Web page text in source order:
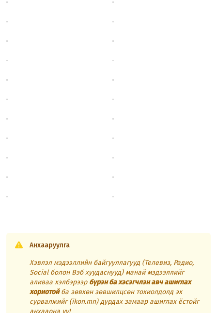
Анхааруулга
Хэвлэл мэдээллийн байгууллагууд (Телевиз, Радио,
Social болон Вэб хуудаснууд) манай мэдээллийг
аливаа хэлбэрээр бүрэн ба хэсэгчлэн авч ашиглах
хориотойба зөвхөн зөвшилцсөн тохиолдолд эх
сурвалжийг (ikon.mn) дурдах замаар ашиглах ёстойг
анхаарна уу!